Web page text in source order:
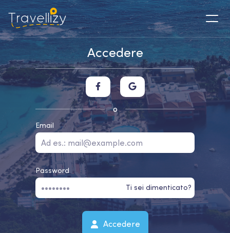
Accedere
o
Email
Password
Ti sei dimenticato?
Accedere